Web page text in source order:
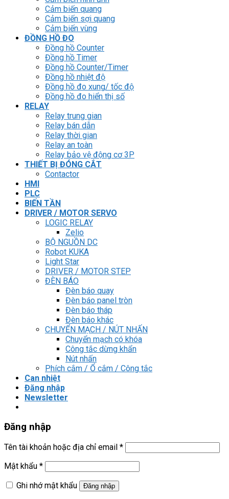
Cảm biến quang
Cảm biến sợi quang
Cảm biến vùng
ĐỒNG HỒ ĐO
Đồng hồ Counter
Đồng hồ Timer
Đồng hồ Counter/Timer
Đồng hồ nhiệt độ
Đồng hồ đo xung/ tốc độ
Đồng hồ đo hiển thị số
RELAY
Relay trung gian
Relay bán dẫn
Relay thời gian
Relay an toàn
Relay bảo vệ động cơ 3P
THIẾT BỊ ĐÓNG CẮT
Contactor
HMI
PLC
BIẾN TẦN
DRIVER / MOTOR SERVO
LOGIC RELAY
Zelio
BỘ NGUỒN DC
Robot KUKA
Light Star
DRIVER / MOTOR STEP
ĐÈN BÁO
Đèn báo quay
Đèn báo panel tròn
Đèn báo tháp
Đèn báo khác
CHUYỂN MẠCH / NÚT NHẤN
Chuyển mạch có khóa
Công tắc dừng khẩn
Nút nhấn
Phích cắm / Ổ cắm / Công tắc
Can nhiệt
Đăng nhập
Newsletter
Đăng nhập
Tên tài khoản hoặc địa chỉ email *
Mật khẩu *
Ghi nhớ mật khẩu
Đăng nhập